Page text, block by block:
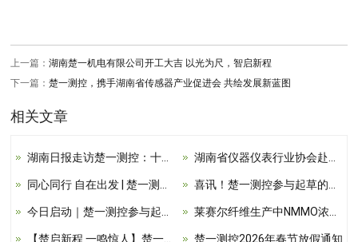
上一篇：湖南楚一机电有限公司开工大吉 以光为尺，智启新程
下一篇：楚一测控，携手湖南省传感器产业促进会 共绘发展新蓝图
相关文章
湖南日报走访楚一测控：十八年深耕国产在线检测技术创新之路
【楚启新程 一鸣惊人】楚一测控乔迁仪式圆满举行 楚一测控2026年春节放假通知